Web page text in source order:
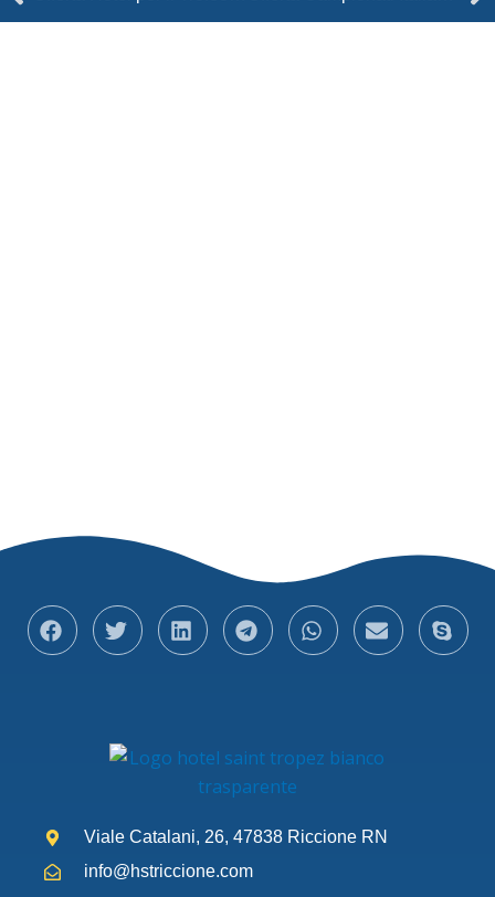
Viale Catalani, 26, 47838 Riccione RN
info@hstriccione.com